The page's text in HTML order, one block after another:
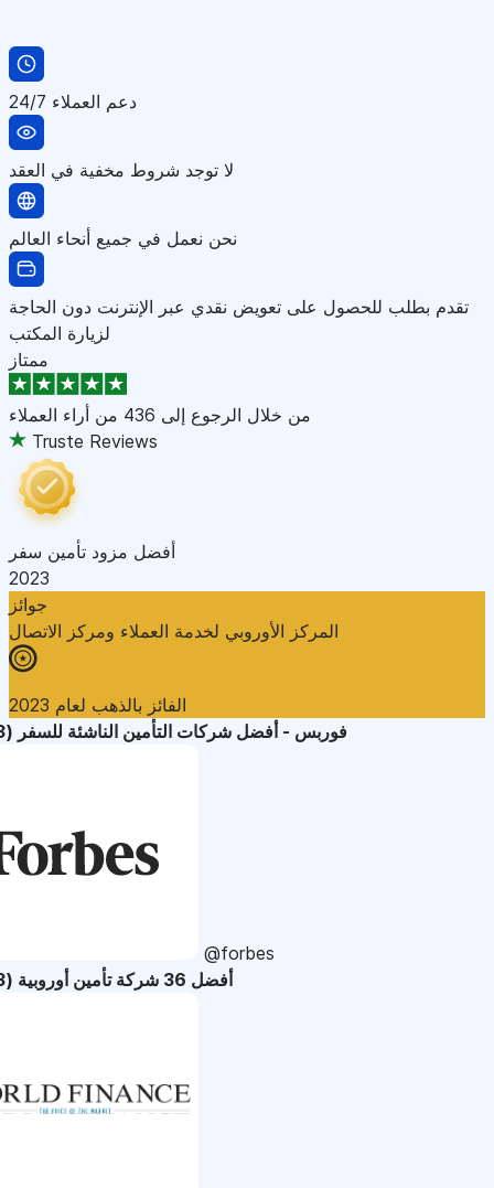
دعم العملاء 24/7
لا توجد شروط مخفية في العقد
نحن نعمل في جميع أنحاء العالم
تقدم بطلب للحصول على تعويض نقدي عبر الإنترنت دون الحاجة
لزيارة المكتب
ممتاز
من خلال الرجوع إلى 436 من أراء العملاء
Truste Reviews
أفضل مزود تأمين سفر
2023
جوائز
المركز الأوروبي لخدمة العملاء ومركز الاتصال
الفائز بالذهب لعام 2023
فوربس - أفضل شركات التأمين الناشئة للسفر (2023)
@forbes
أفضل 36 شركة تأمين أوروبية (2023)